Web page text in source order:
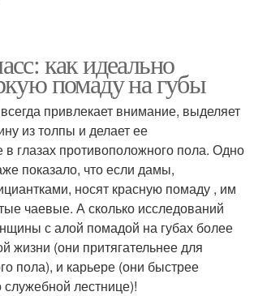
как идеально
помаду на губы
привлекает внимание, выделяет
из толпы и делает ее
в глазах противоположного пола. Одно
показало, что если дамы,
носят красную помаду , им
чаевые. А сколько исследований
с алой помадой на губах более
жизни (они притягательнее для
пола), и карьере (они быстрее
лестнице)!